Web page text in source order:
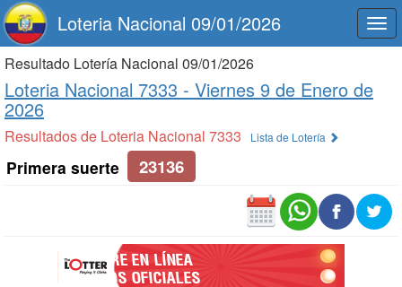
Loteria Nacional 09/01/2026
Resultado Lotería Nacional 09/01/2026
Loteria Nacional 7333 - Viernes 9 de Enero de
2026
Resultados de Loteria Nacional 7333 Lista de Lotería
Primera suerte 23136